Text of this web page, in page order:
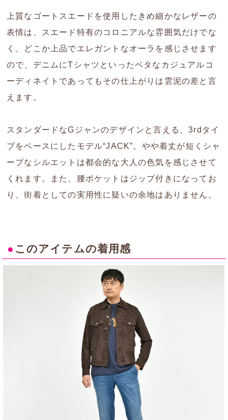
上質なゴートスエードを使用したきめ細かなレザーの
表情は、スエード特有のコロニアルな雰囲気だけでな
く、どこか上品でエレガントなオーラを感じさせます
ので、デニムにTシャツといったベタなカジュアルコ
ーディネイトであってもその仕上がりは雲泥の差と言
えます。
スタンダードなGジャンのデザインと言える、3rdタイ
プをベースにしたモデル“JACK”。やや着丈が短くシャ
ープなシルエットは都会的な大人の色気を感じさせて
くれます。また、腰ポケットはジップ付きになってお
り、街着としての実用性に疑いの余地はありません。
● このアイテムの着用感